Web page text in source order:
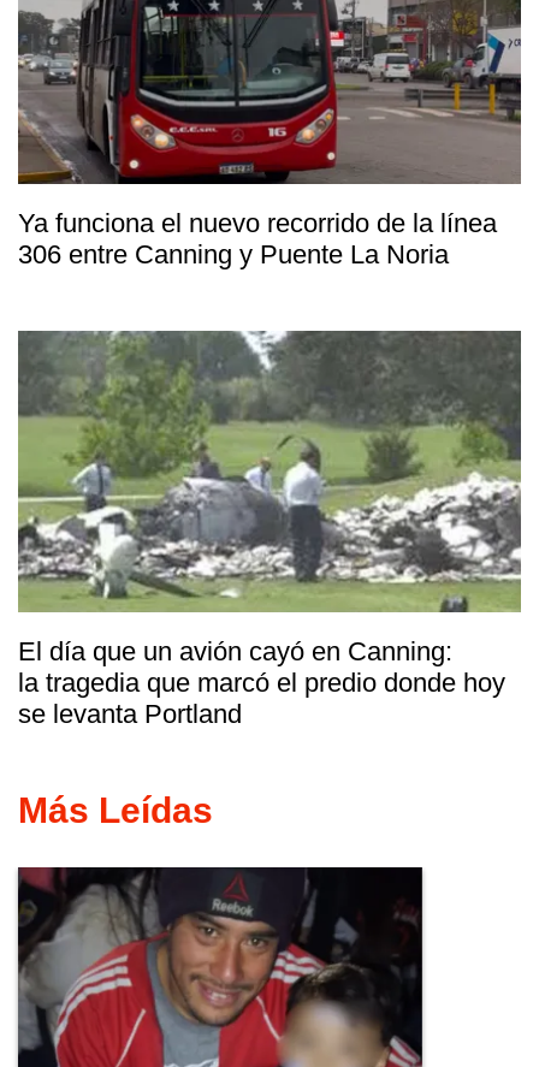
Ya funciona el nuevo recorrido de la línea
306 entre Canning y Puente La Noria
El día que un avión cayó en Canning:
la tragedia que marcó el predio donde hoy
se levanta Portland
Más Leídas